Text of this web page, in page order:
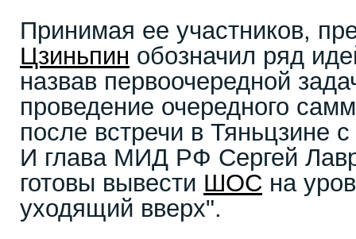
Принимая ее участников,
Цзиньпин обозначил ряд
назвав первоочередной
проведение очередного
после встречи в
И глава МИД РФ Сергей
готовы вывести ШОС на
уходящий вверх".